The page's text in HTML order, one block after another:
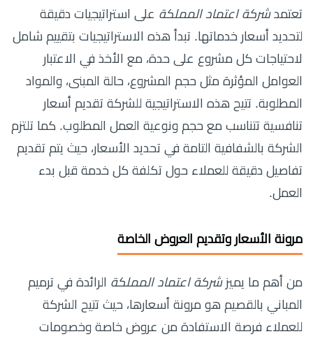
تعتمدشركة اعتماد المملكة على استراتيجيات دقيقة
لتحديد أسعار خدماتها. تبدأ هذه الاستراتيجيات بتقييم شامل
لاحتياجات كل مشروع على حدة، مع الأخذ في الاعتبار
العوامل المؤثرة مثل حجم المشروع، حالة المبنى، والمواد
المطلوبة. تتيح هذه الاستراتيجية للشركة تقديم أسعار
تنافسية تتناسب مع حجم ونوعية العمل المطلوب. كما تلتزم
الشركة بالشفافية التامة في تحديد الأسعار، حيث يتم تقديم
تفاصيل دقيقة للعملاء حول تكلفة كل خدمة قبل بدء
العمل.
مرونة الأسعار وتقديم العروض الخاصة
من أهم ما يميزشركة اعتماد المملكة الرائدة في ترميم
المباني بالقصيم هو مرونة أسعارها، حيث تتيح الشركة
للعملاء فرصة الاستفادة من عروض خاصة وخصومات